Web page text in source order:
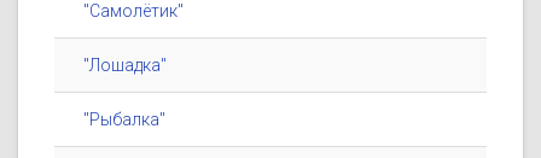
"Самолётик"
"Лошадка"
"Рыбалка"